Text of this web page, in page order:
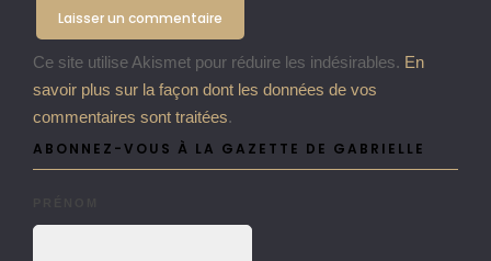
Ce site utilise Akismet pour réduire les indésirables. En
savoir plus sur la façon dont les données de vos
commentaires sont traitées.
ABONNEZ-VOUS À LA GAZETTE DE GABRIELLE